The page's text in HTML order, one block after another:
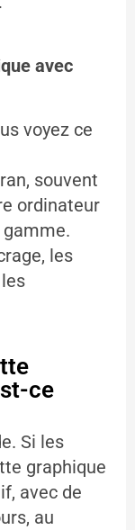
avec
voyez ce
souvent
ordinateur
les
ce
Si les
graphique
avec de
au